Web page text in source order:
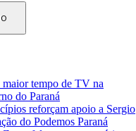
tempo de TV na
do Paraná
reforçam apoio a Sergio
do Podemos Paraná